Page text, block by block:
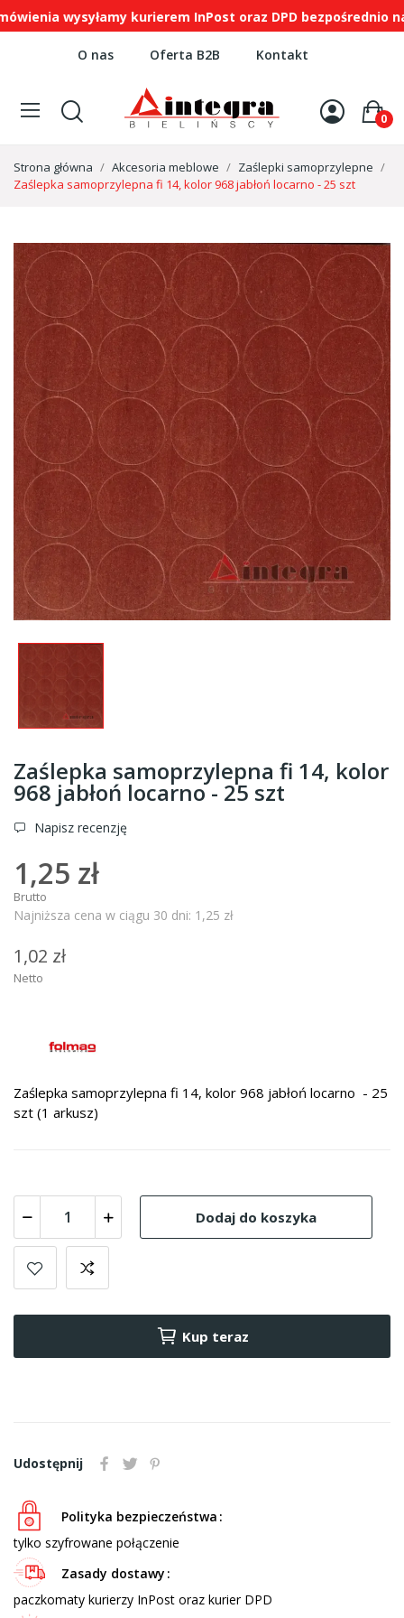
wysyłamy kurierem InPost oraz DPD bezpośrednio na
O nas Oferta B2B Kontakt
0
Strona główna Akcesoria meblowe
Zaślepki samoprzylepne
Zaślepka samoprzylepna fi 14, kolor 968 jabłoń locarno - 25 szt
Zaślepka samoprzylepna fi 14, kolor
968 jabłoń locarno - 25 szt
Napisz recenzję
1,25 zł
Brutto
Najniższa cena w ciągu 30 dni: 1,25 zł
1,02 zł
Netto
Zaślepka samoprzylepna fi 14, kolor 968 jabłoń locarno - 25
szt (1 arkusz)
Dodaj do koszyka
Kup teraz
Udostępnij
Polityka bezpieczeństwa
tylko szyfrowane połączenie
Zasady dostawy
paczkomaty kurierzy InPost oraz kurier DPD